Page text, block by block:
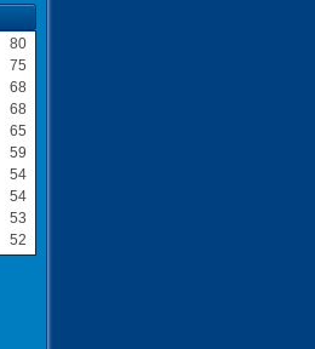
80
75
68
68
65
59
54
54
53
52